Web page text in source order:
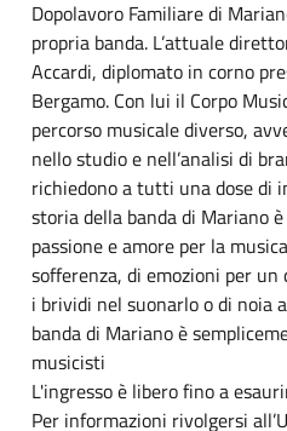
Dopolavoro Familiare di
propria banda. L’attuale
Accardi, diplomato in corno
Bergamo. Con lui il Corpo
percorso musicale diverso,
nello studio e nell’analisi di
richiedono a tutti una dose di
storia della banda di Mariano
passione e amore per la
sofferenza, di emozioni per
i brividi nel suonarlo o di noia
banda di Mariano è
musicisti
L'ingresso è libero fino a
Per informazioni rivolgersi